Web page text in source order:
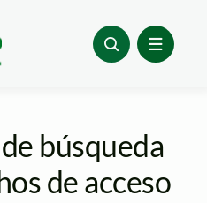
búsqueda
de acceso